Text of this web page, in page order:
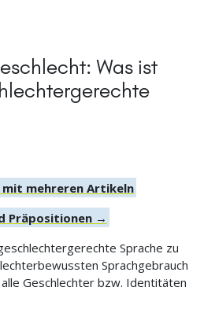
Was ist
mehreren Artikeln
Präpositionen →
Sprache zu
Sprachgebrauch
Geschlechter bzw. Identitäten